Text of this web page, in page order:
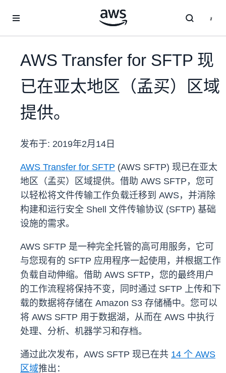
AWS Transfer for SFTP 现
已在亚太地区（孟买）区域
提供。
发布于: 2019年2月14日
AWS Transfer for SFTP (AWS SFTP) 现已在亚太
地区（孟买）区域提供。借助 AWS SFTP，您可
以轻松将文件传输工作负载迁移到 AWS，并消除
构建和运行安全 Shell 文件传输协议 (SFTP) 基础
设施的需求。
AWS SFTP 是一种完全托管的高可用服务，它可
与您现有的 SFTP 应用程序一起使用，并根据工作
负载自动伸缩。借助 AWS SFTP，您的最终用户
的工作流程将保持不变，同时通过 SFTP 上传和下
载的数据将存储在 Amazon S3 存储桶中。您可以
将 AWS SFTP 用于数据湖，从而在 AWS 中执行
处理、分析、机器学习和存档。
通过此次发布，AWS SFTP 现已在共 14 个 AWS
区域推出：